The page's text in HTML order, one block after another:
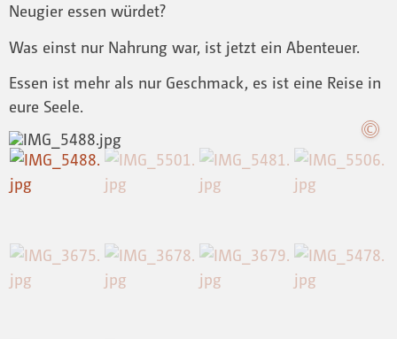
Neugier essen würdet?
Was einst nur Nahrung war, ist jetzt ein Abenteuer.
Essen ist mehr als nur Geschmack, es ist eine Reise in
eure Seele.